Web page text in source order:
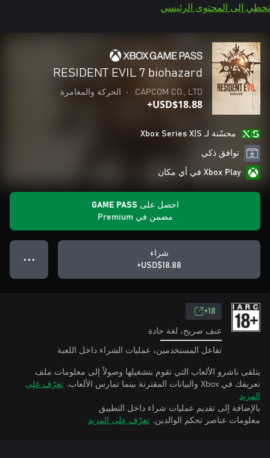
تخطي إلى المحتوى الرئيسي
RESIDENT EVIL 7 biohazard
CAPCOM CO., LTD.
• الحركة والمغامرة
USD$18.88+
محسّنة لـ Xbox Series X|S
توافق ذكي
Xbox Play في أي مكان
احصل على GAME PASS
مضمن في Premium
شراء
USD$18.88+
● ● ●
18+
عنف صريح، لغة حادة
تفاعل المستخدمين، عمليات الشراء داخل اللعبة
يتلقى ناشرو الألعاب التي تقوم بتشغيلها وصولاً إلى معلومات ملف
تعريفك في Xbox والبيانات المقترنة بينما تمارس الألعاب.
تعرّف على
المزيد
بالإضافة إلى تقديم عمليات شراء داخل التطبيق
معلومات عناصر تحكم الوالدين. تعرّف على المزيد